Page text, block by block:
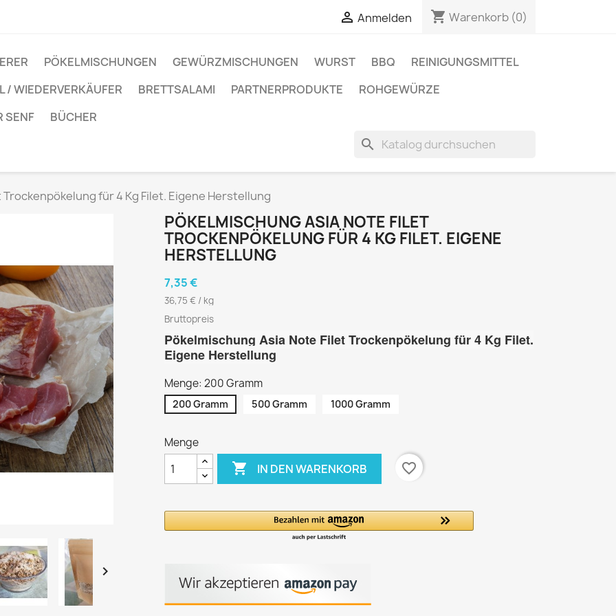
 Anmelden shopping_cart Warenkorb (0)
PÖKELMISCHUNGEN GEWÜRZMISCHUNGEN WURST BBQ
REINIGUNGSMITTEL
/ WIEDERVERKÄUFER
BRETTSALAMI PARTNERPRODUKTE
ROHGEWÜRZE
SENF
BÜCHER
search
für 4 Kg Filet. Eigene Herstellung

PÖKELMISCHUNG ASIA NOTE FILET
TROCKENPÖKELUNG FÜR 4 KG FILET. EIGENE
HERSTELLUNG
7,35 €
36,75 € / kg
Bruttopreis
Pökelmischung Asia Note Filet Trockenpökelung für 4 Kg Filet.
Eigene Herstellung
Menge: 200 Gramm
200 Gramm 500 Gramm 1000 Gramm
Menge
 IN DEN WARENKORB favorite_border